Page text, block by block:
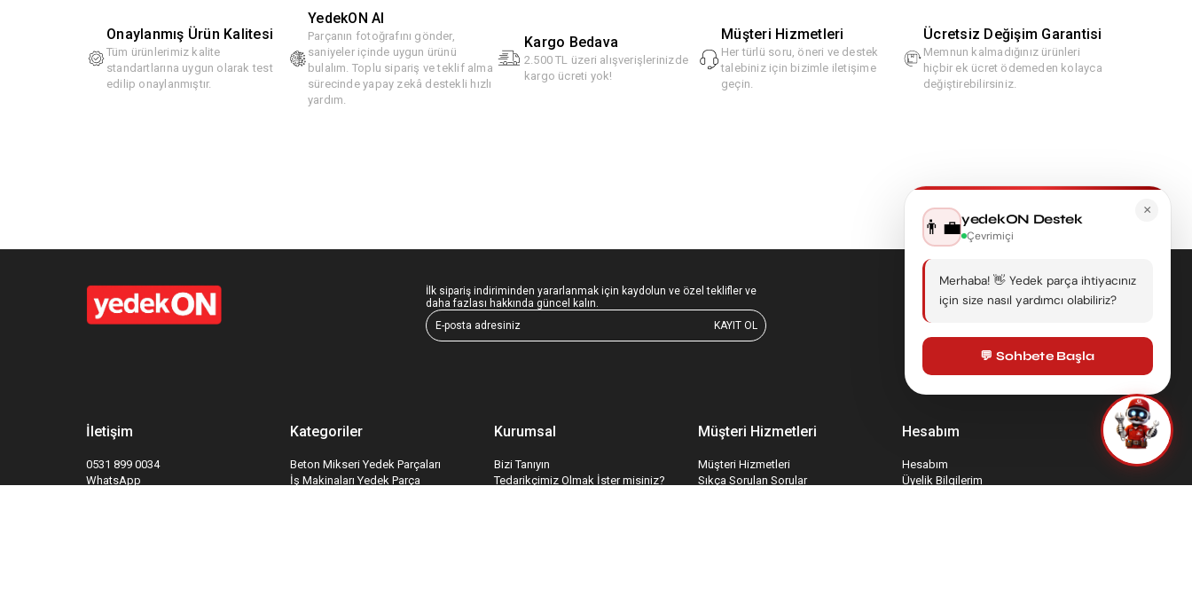
Onaylanmış Ürün Kalitesi
Tüm ürünlerimiz kalite
standartlarına uygun olarak test
edilip onaylanmıştır.
YedekON AI
Parçanın fotoğrafını gönder,
saniyeler içinde uygun ürünü
bulalım. Toplu sipariş ve teklif alma
sürecinde yapay zekâ destekli hızlı
yardım.
Kargo Bedava
2.500 TL üzeri alışverişlerinizde
kargo ücreti yok!
Müşteri Hizmetleri
Her türlü soru, öneri ve destek
talebiniz için bizimle iletişime
geçin.
Ücretsiz Değişim Garantisi
Memnun kalmadığınız ürünleri
hiçbir ek ücret ödemeden kolayca
değiştirebilirsiniz.
İlk sipariş indiriminden yararlanmak için kaydolun ve özel teklifler ve
daha fazlası hakkında güncel kalın.
KAYIT OL
İletişim
0531 899 0034
WhatsApp
Kategoriler
Beton Mikseri Yedek Parçaları
İş Makinaları Yedek Parça
Kurumsal
Bizi Tanıyın
Tedarikçimiz Olmak İster misiniz?
Müşteri Hizmetleri
Müşteri Hizmetleri
Sıkça Sorulan Sorular
Hesabım
Hesabım
Üyelik Bilgilerim
×
👨‍💼yedekON Destek
Çevrimiçi
Merhaba! 👋 Yedek parça ihtiyacınız
için size nasıl yardımcı olabiliriz?
💬 Sohbete Başla